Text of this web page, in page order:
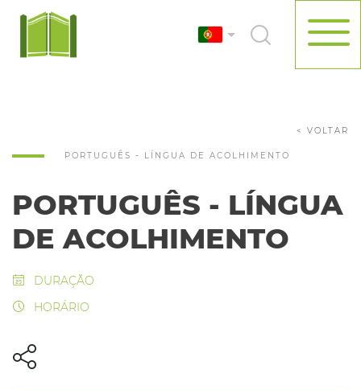
PORTUGUÊS - LÍNGUA DE ACOLHIMENTO
< VOLTAR
PORTUGUÊS - LÍNGUA
DE ACOLHIMENTO
DURAÇÃO
HORÁRIO